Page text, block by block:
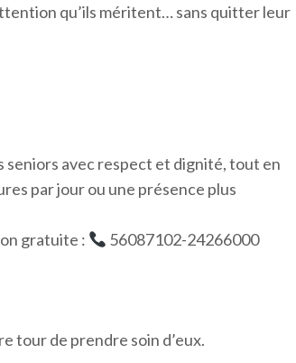
qu’ils méritent… sans quitter leur
seniors avec respect et dignité, tout en
par jour ou une présence plus
gratuite :
56087102-24266000
tour de prendre soin d’eux.